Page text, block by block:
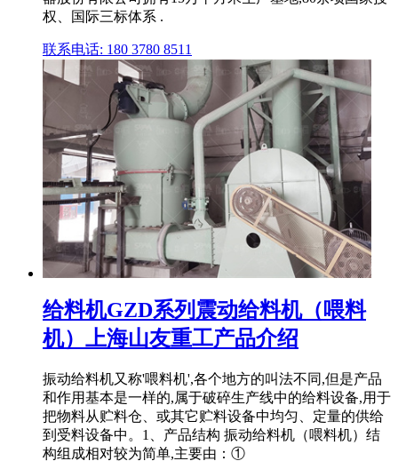
权、国际三标体系 .
联系电话: 180 3780 8511
给料机GZD系列震动给料机（喂料
机）上海山友重工产品介绍
振动给料机又称'喂料机',各个地方的叫法不同,但是产品
和作用基本是一样的,属于破碎生产线中的给料设备,用于
把物料从贮料仓、或其它贮料设备中均匀、定量的供给
到受料设备中。1、产品结构 振动给料机（喂料机）结
构组成相对较为简单,主要由：①